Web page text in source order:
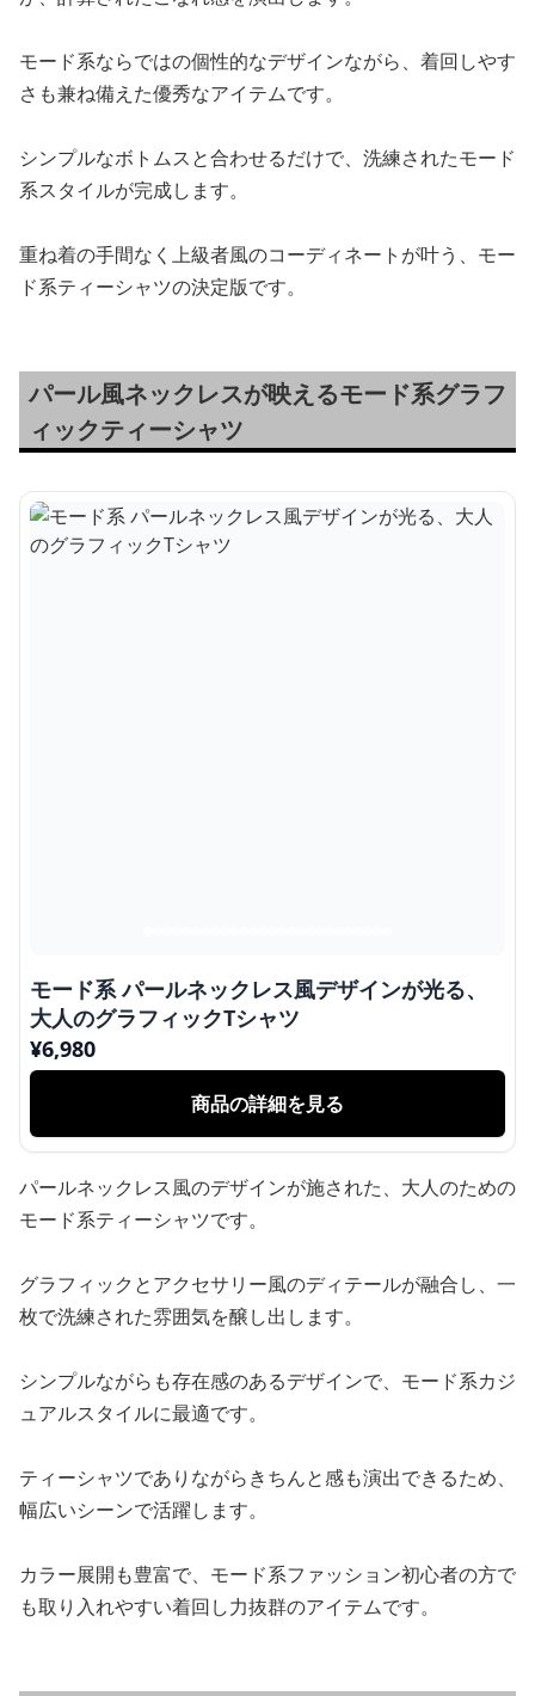
モード系ならではの個性的なデザインながら、着回しやす
さも兼ね備えた優秀なアイテムです。
シンプルなボトムスと合わせるだけで、洗練されたモード
系スタイルが完成します。
重ね着の手間なく上級者風のコーディネートが叶う、モー
ド系ティーシャツの決定版です。
パール風ネックレスが映えるモード系グラフ
ィックティーシャツ
モード系 パールネックレス風デザインが光る、
大人のグラフィックTシャツ
¥6,980
商品の詳細を見る
パールネックレス風のデザインが施された、大人のための
モード系ティーシャツです。
グラフィックとアクセサリー風のディテールが融合し、一
枚で洗練された雰囲気を醸し出します。
シンプルながらも存在感のあるデザインで、モード系カジ
ュアルスタイルに最適です。
ティーシャツでありながらきちんと感も演出できるため、
幅広いシーンで活躍します。
カラー展開も豊富で、モード系ファッション初心者の方で
も取り入れやすい着回し力抜群のアイテムです。